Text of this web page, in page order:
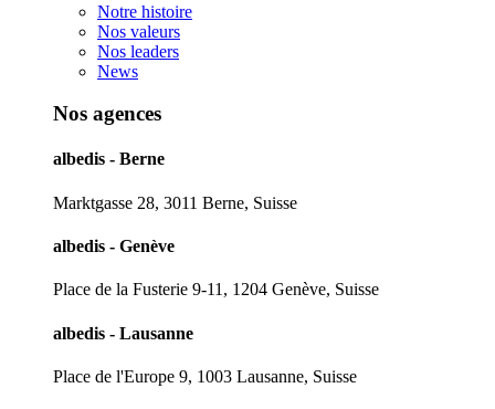
Notre histoire
Nos valeurs
Nos leaders
News
Nos agences
albedis - Berne
Marktgasse 28, 3011 Berne, Suisse
albedis - Genève
Place de la Fusterie 9-11, 1204 Genève, Suisse
albedis - Lausanne
Place de l'Europe 9, 1003 Lausanne, Suisse